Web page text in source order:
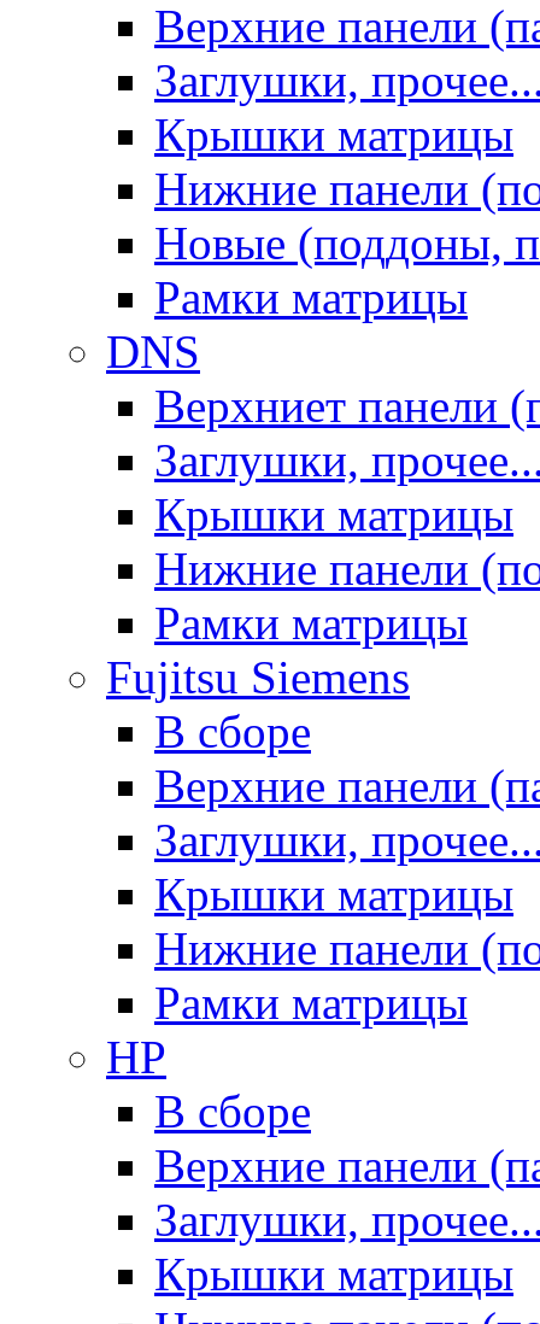
Верхние панели
Заглушки,
Крышки матрицы
Нижние панели
Новые (поддоны,
Рамки матрицы
DNS
Верхниет панели
Заглушки,
Крышки матрицы
Нижние панели
Рамки матрицы
Fujitsu Siemens
В сборе
Верхние панели
Заглушки,
Крышки матрицы
Нижние панели
Рамки матрицы
HP
В сборе
Верхние панели
Заглушки,
Крышки матрицы